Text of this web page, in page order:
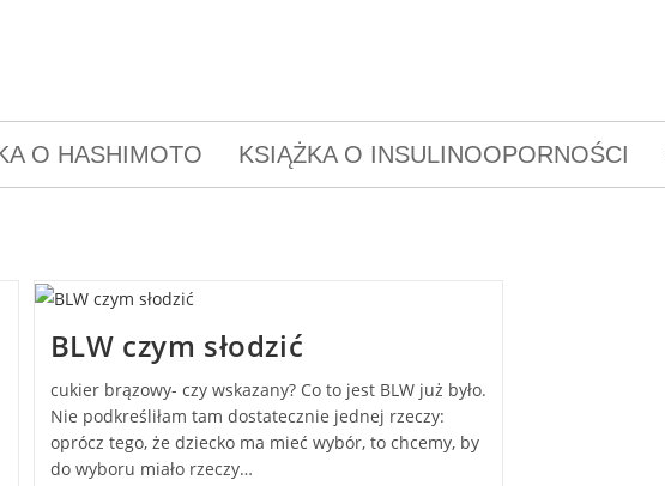
O HASHIMOTO KSIĄŻKA O INSULINOOPORNOŚCI
BLW czym słodzić
cukier brązowy- czy wskazany? Co to jest BLW już było.
Nie podkreśliłam tam dostatecznie jednej rzeczy:
oprócz tego, że dziecko ma mieć wybór, to chcemy, by
do wyboru miało rzeczy…